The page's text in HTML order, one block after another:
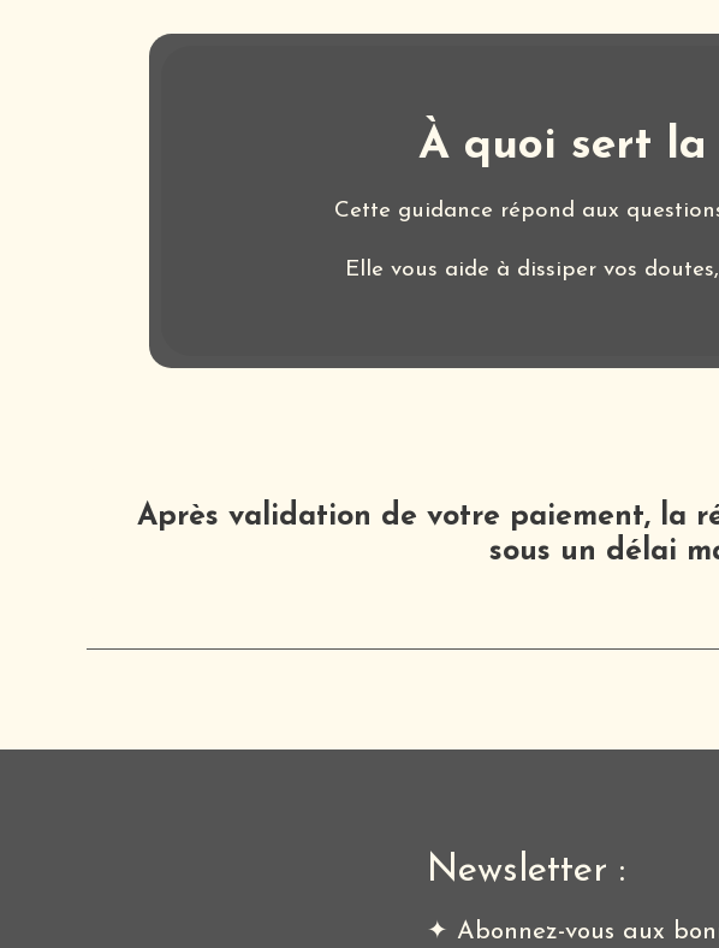
À quoi sert la
Cette guidance répond aux
Elle vous aide à dissiper vos
Après validation de votre paiement, la
sous un délai
Newsletter :
✦ Abonnez-vous aux